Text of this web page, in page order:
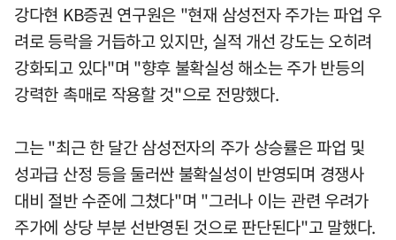
강다현 KB증권 연구원은 "현재 삼성전자 주가는 파업 우
려로 등락을 거듭하고 있지만, 실적 개선 강도는 오히려
강화되고 있다"며 "향후 불확실성 해소는 주가 반등의
강력한 촉매로 작용할 것"으로 전망했다.
그는 "최근 한 달간 삼성전자의 주가 상승률은 파업 및
성과급 산정 등을 둘러싼 불확실성이 반영되며 경쟁사
대비 절반 수준에 그쳤다"며 "그러나 이는 관련 우려가
주가에 상당 부분 선반영된 것으로 판단된다"고 말했다.